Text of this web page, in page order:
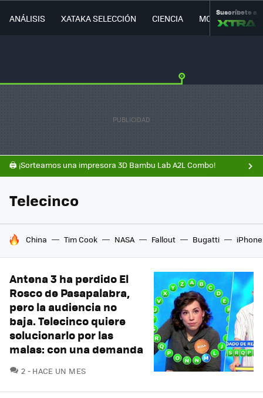
ANÁLISIS XATAKA SELECCIÓN CIENCIA MOVILIDAD
Suscríbete a
🖨️ ¡Sorteamos una impresora 3D Bambu Lab A2L Combo!
Telecinco
HOY SE HABLA DE
China Tim Cook NASA Fallout Bugatti iPhone
Antena 3 ha perdido El
Rosco de Pasapalabra,
pero la audiencia no
baja. Telecinco quiere
solucionarlo por las
malas: con una demanda
2 COMENTARIOS
HACE UN MES